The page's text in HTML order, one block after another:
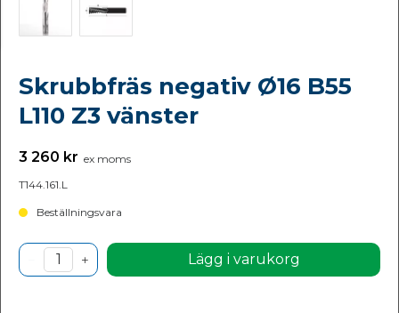
Skrubbfräs negativ Ø16 B55
L110 Z3 vänster
3 260 kr ex moms
T144.161.L
Beställningsvara
Lägg i varukorg